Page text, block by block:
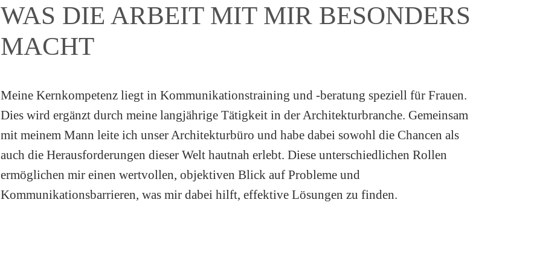
WAS DIE ARBEIT MIT MIR BESONDERS
MACHT
Meine Kernkompetenz liegt in Kommunikationstraining und -beratung speziell für Frauen.
Dies wird ergänzt durch meine langjährige Tätigkeit in der Architekturbranche. Gemeinsam
mit meinem Mann leite ich unser Architekturbüro und habe dabei sowohl die Chancen als
auch die Herausforderungen dieser Welt hautnah erlebt. Diese unterschiedlichen Rollen
ermöglichen mir einen wertvollen, objektiven Blick auf Probleme und
Kommunikationsbarrieren, was mir dabei hilft, effektive Lösungen zu finden.